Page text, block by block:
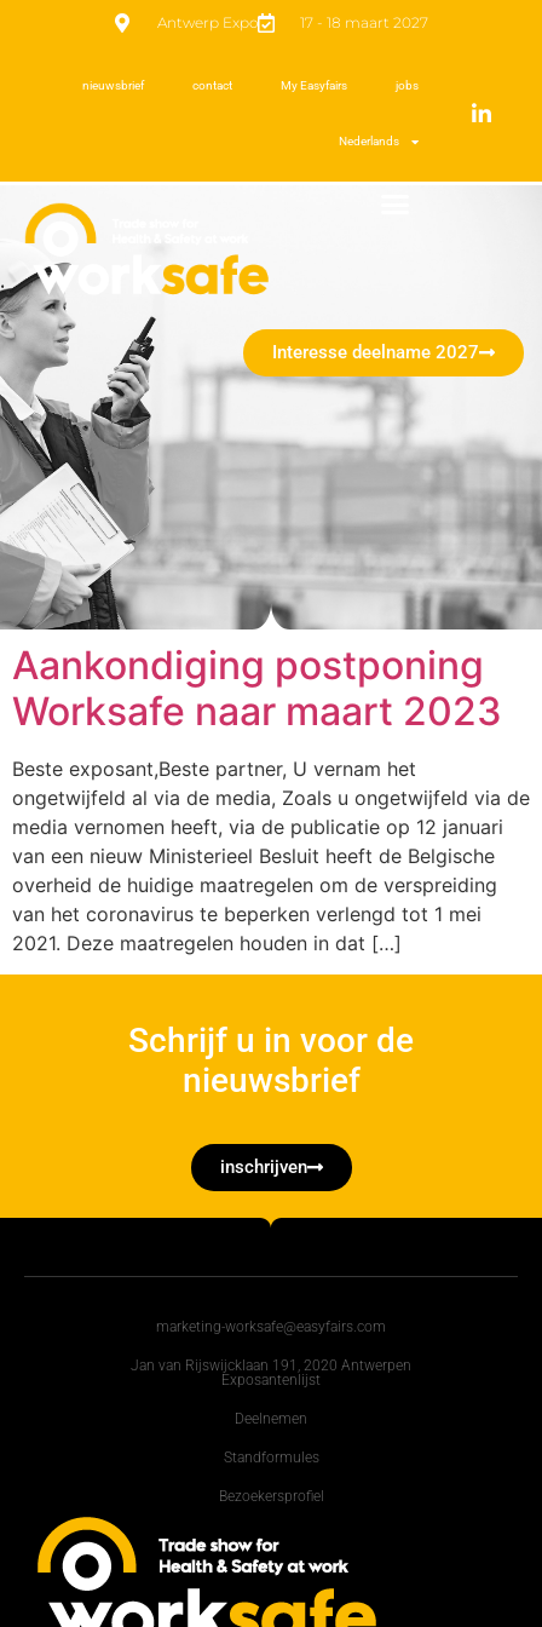
Antwerp Expo 17 - 18 maart 2027
nieuwsbrief contact My Easyfairs jobs
Nederlands
Interesse deelname 2027
Aankondiging postponing
Worksafe naar maart 2023
Beste exposant,Beste partner, U vernam het
ongetwijfeld al via de media, Zoals u ongetwijfeld via de
media vernomen heeft, via de publicatie op 12 januari
van een nieuw Ministerieel Besluit heeft de Belgische
overheid de huidige maatregelen om de verspreiding
van het coronavirus te beperken verlengd tot 1 mei
2021. Deze maatregelen houden in dat […]
Schrijf u in voor de
nieuwsbrief
inschrijven
marketing-worksafe@easyfairs.com
Jan van Rijswijcklaan 191, 2020 Antwerpen
Exposantenlijst
Deelnemen
Standformules
Bezoekersprofiel